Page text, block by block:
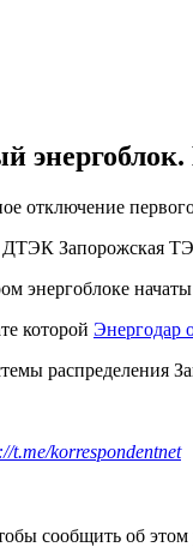
отключение
Запорожская
энергоблоке
которой Энергодар
распределения
t.me/korrespondentnet
сообщить об этом